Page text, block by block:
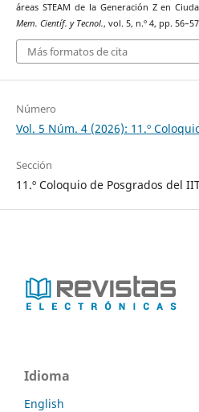
áreas STEAM de la Generación Z en
Mem. Científ. y Tecnol., vol. 5, n.º 4, pp.
Más formatos de cita
Número
Vol. 5 Núm. 4 (2026): 11.º
Sección
11.º Coloquio de Posgrados del
Idioma
English